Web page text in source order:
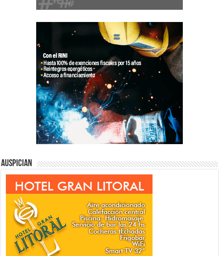
Auspician